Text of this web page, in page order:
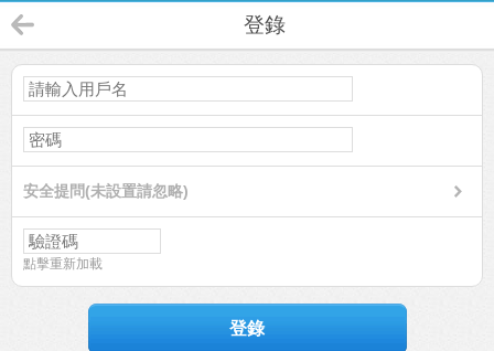
登錄
安全提問(未設置請忽略)
點擊重新加載
登錄